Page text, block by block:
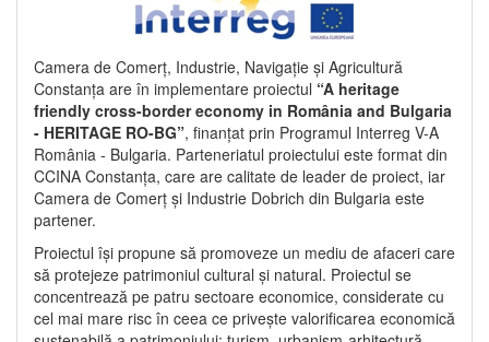
Camera de Comerț, Industrie, Navigație și Agricultură
Constanța are în implementare proiectul “A heritage
friendly cross-border economy in România and Bulgaria
- HERITAGE RO-BG”, finanțat prin Programul Interreg V-A
România - Bulgaria. Parteneriatul proiectului este format din
CCINA Constanța, care are calitate de leader de proiect, iar
Camera de Comerț și Industrie Dobrich din Bulgaria este
partener.
Proiectul își propune să promoveze un mediu de afaceri care
să protejeze patrimoniul cultural și natural. Proiectul se
concentrează pe patru sectoare economice, considerate cu
cel mai mare risc în ceea ce privește valorificarea economică